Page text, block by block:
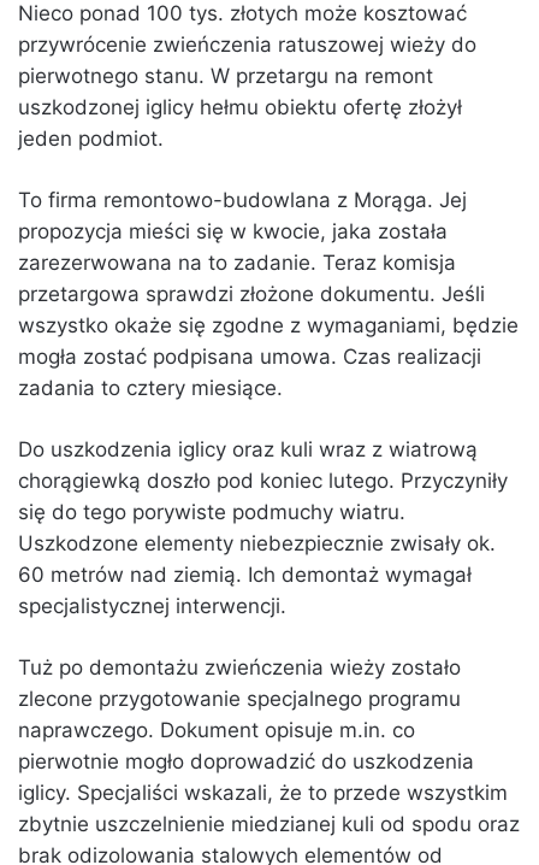
Nieco ponad 100 tys. złotych może kosztować
przywrócenie zwieńczenia ratuszowej wieży do
pierwotnego stanu. W przetargu na remont
uszkodzonej iglicy hełmu obiektu ofertę złożył
jeden podmiot.
To firma remontowo-budowlana z Morąga. Jej
propozycja mieści się w kwocie, jaka została
zarezerwowana na to zadanie. Teraz komisja
przetargowa sprawdzi złożone dokumentu. Jeśli
wszystko okaże się zgodne z wymaganiami, będzie
mogła zostać podpisana umowa. Czas realizacji
zadania to cztery miesiące.
Do uszkodzenia iglicy oraz kuli wraz z wiatrową
chorągiewką doszło pod koniec lutego. Przyczyniły
się do tego porywiste podmuchy wiatru.
Uszkodzone elementy niebezpiecznie zwisały ok.
60 metrów nad ziemią. Ich demontaż wymagał
specjalistycznej interwencji.
Tuż po demontażu zwieńczenia wieży zostało
zlecone przygotowanie specjalnego programu
naprawczego. Dokument opisuje m.in. co
pierwotnie mogło doprowadzić do uszkodzenia
iglicy. Specjaliści wskazali, że to przede wszystkim
zbytnie uszczelnienie miedzianej kuli od spodu oraz
brak odizolowania stalowych elementów od